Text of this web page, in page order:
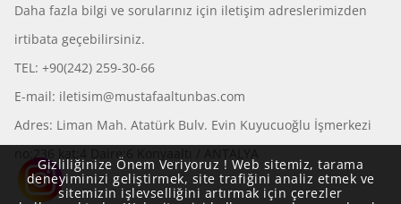
Daha fazla bilgi ve sorularınız için iletişim adreslerimizden
irtibata geçebilirsiniz.
TEL: +90(242) 259-30-66
E-mail: iletisim@mustafaaltunbas.com
Adres: Liman Mah. Atatürk Bulv. Evin Kuyucuoğlu İşmerkezi
no:236 kat:4 Daire:6 Konyaaltı / ANTALYA
Gizliliğinize Önem Veriyoruz ! Web sitemiz, tarama
deneyiminizi geliştirmek, site trafiğini analiz etmek ve
sitemizin işlevselliğini artırmak için çerezler